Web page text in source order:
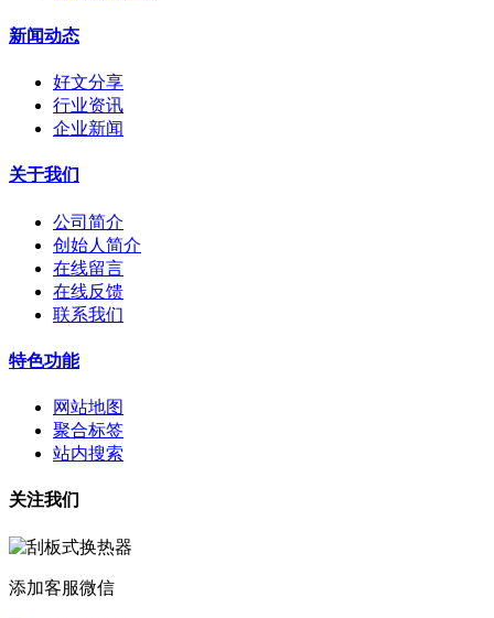
新闻动态
好文分享
行业资讯
企业新闻
关于我们
公司简介
创始人简介
在线留言
在线反馈
联系我们
特色功能
网站地图
聚合标签
站内搜索
关注我们
添加客服微信